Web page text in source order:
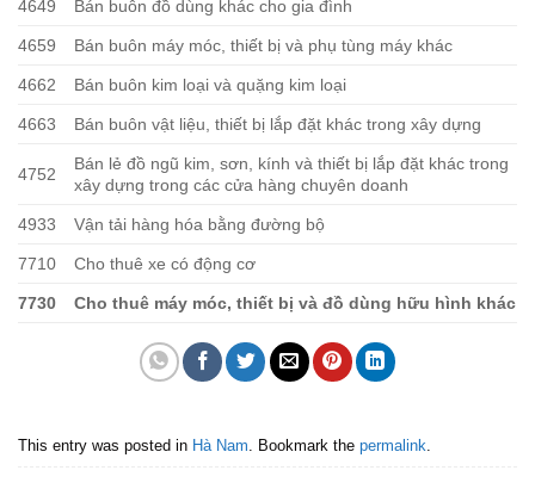
4649 Bán buôn đồ dùng khác cho gia đình
4659 Bán buôn máy móc, thiết bị và phụ tùng máy khác
4662 Bán buôn kim loại và quặng kim loại
4663 Bán buôn vật liệu, thiết bị lắp đặt khác trong xây dựng
4752
Bán lẻ đồ ngũ kim, sơn, kính và thiết bị lắp đặt khác trong
xây dựng trong các cửa hàng chuyên doanh
4933 Vận tải hàng hóa bằng đường bộ
7710 Cho thuê xe có động cơ
7730 Cho thuê máy móc, thiết bị và đồ dùng hữu hình khác
This entry was posted in Hà Nam . Bookmark the permalink